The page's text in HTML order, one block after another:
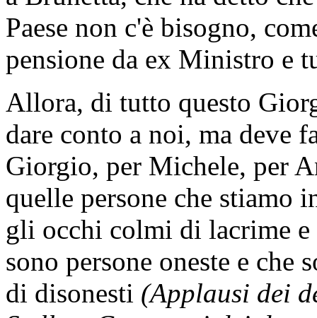
Consiglio perché poi, tra
conoscendo storie di
terminato il ciclo di
Piano che avete chiamato
lavoro - a cui avete
persone hanno finito
altro e, intanto, sono in
alcun tipo di sussidio e
Potrei andare avanti,